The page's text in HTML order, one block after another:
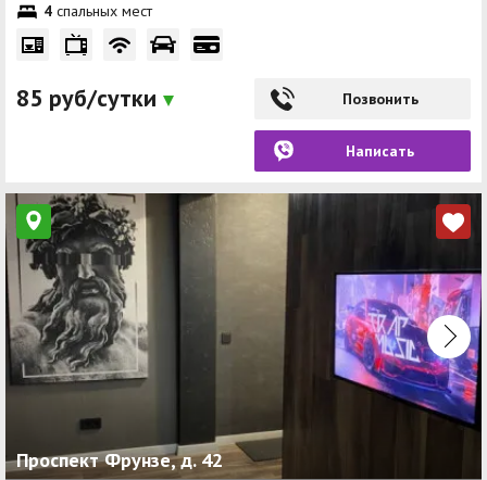
4 спальных мест
85 руб/сутки Позвонить
Написать
Проспект Фрунзе, д. 42